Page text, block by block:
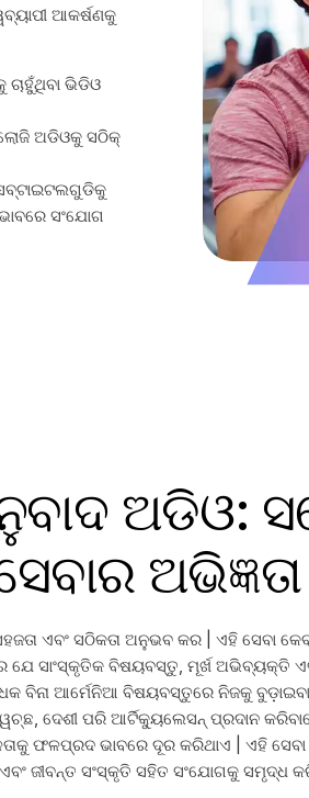
ଆକର୍ଷଣକୁ
ଭିଡିଓ
ଅଡିଓକୁ ସଠିକ୍
ସଂଯୋଗ
ଅଡିଓ:
ଅଭିଜ୍ଞତା |
ଏବଂ ସଠିକତା ଅନୁଭବ କର | ଏହି
ଯେ ସାଂସ୍କୃତିକ ବିଷୟବସ୍ତୁ, ମୂର୍ଖ ଅଭିବ୍ୟକ୍ତି
ବିନା ଆର୍ମେନିଆ ବିଷୟବସ୍ତୁରେ ନିଜକୁ
ଦେଶୀ ପରି ଆର୍ଟିକ୍ୟୁଲେସନ୍ ପ୍ରଦାନ
ଫଳପ୍ରଦ ଭାବରେ ଦୂର କରିଥାଏ | ଏହି
ଜୀବନ୍ତ ସଂସ୍କୃତି ସହିତ ସଂଯୋଗକୁ ସମୃଦ୍ଧ